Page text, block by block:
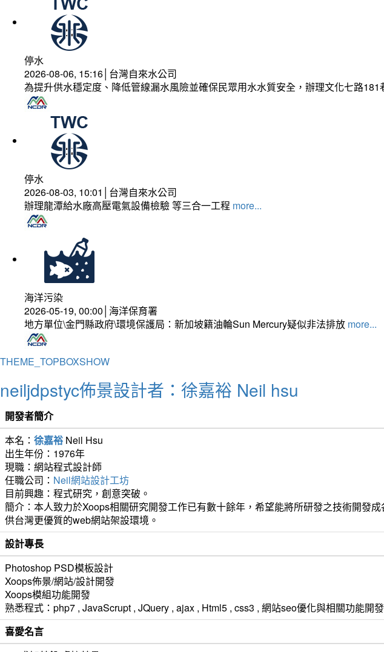
停水
2026-08-06, 15:16│台灣自來水公司
為提升供水穩定度、降低管線漏水風險並確保民眾用水水質安全，辦理文化七路
停水
2026-08-03, 10:01│台灣自來水公司
辦理龍潭給水廠高壓電氣設備檢驗 等三合一工程 more...
海洋污染
2026-05-19, 00:00│海洋保育署
地方單位\金門縣政府\環境保護局：新加坡籍油輪Sun Mercury疑似非法排放 more...
THEME_TOPBOXSHOW
neiljdpstyc佈景設計者：徐嘉裕 Neil hsu
開發者簡介
本名： 徐嘉裕 Neil Hsu
出生年份：1976年
現職：網站程式設計師
任職公司： Neil網站設計工坊
目前興趣：程式研究，創意突破。
簡介：本人致力於Xoops相關研究開發工作已有數十餘年，希望能將所研發之技術開發
供台灣更優質的web網站架設環境。
設計專長
Photoshop PSD模板設計
Xoops佈景/網站/設計開發
Xoops模組功能開發
熟悉程式：php7 , JavaScrupt , JQuery , ajax , Html5 , css3 , 網站seo優化與相關功能開發
喜愛名言